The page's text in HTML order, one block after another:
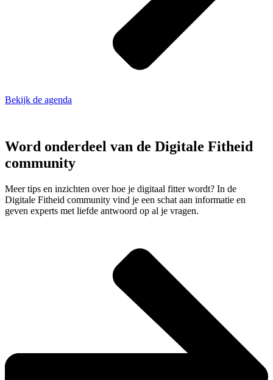
Bekijk de agenda
Word onderdeel van de Digitale Fitheid
community
Meer tips en inzichten over hoe je digitaal fitter wordt? In de
Digitale Fitheid community vind je een schat aan informatie en
geven experts met liefde antwoord op al je vragen.